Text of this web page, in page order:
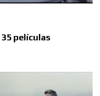
películas